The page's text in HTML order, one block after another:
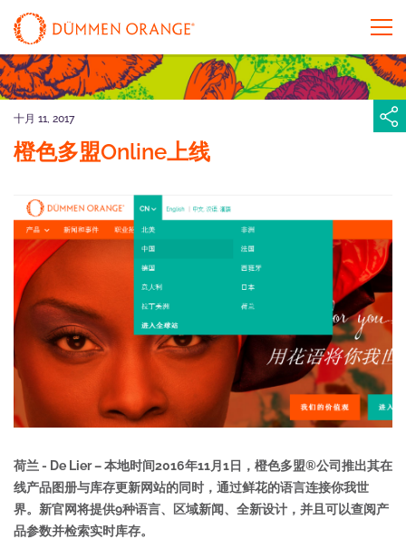
十月 11, 2017
橙色多盟Online上线
荷兰 - De Lier –​​ 本地时间2016年11月1日，橙色多盟®公司推出其在
线产品图册与库存更新网站的同时，通过鲜花的语言连接你我世
界。新官网将提供9种语言、区域新闻、全新设计，并且可以查阅产
品参数并检索实时库存。